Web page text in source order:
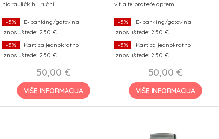
hidrauličkih i ručni
-5%
E-banking/gotovina
Iznos uštede: 2.50 €
-5%
Kartica jednokratno
Iznos uštede: 2.50 €
50,00 €
VIŠE INFORMACIJA
vitla te prateće oprem
-5%
E-banking/gotovina
Iznos uštede: 2.50 €
-5%
Kartica jednokratno
Iznos uštede: 2.50 €
50,00 €
VIŠE INFORMACIJA